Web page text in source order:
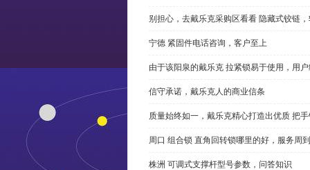
别担心，去戴乐克采购区看看 隐藏式铰链
宁德 紧固件电话咨询，客户至上
由于该阳泉的戴乐克 拉紧锁易于使用，用
信守承诺，戴乐克人的商业信条
质量始终如一，戴乐克精心打造出优质 把
周口 组合锁 直角回转锁哪里的好，服务周到
株洲 可调式支撑杆型号参数，问答知识